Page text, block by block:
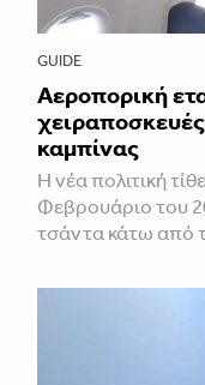
GUIDE
Αεροπορική
καμπίνας
Η νέα πολιτική
Φεβρουάριο του
τσάντα κάτω από